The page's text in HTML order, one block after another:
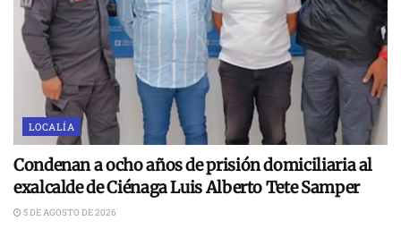
LOCALÍA
Condenan a ocho años de prisión domiciliaria al
exalcalde de Ciénaga Luis Alberto Tete Samper
5 DE AGOSTO DE 2026